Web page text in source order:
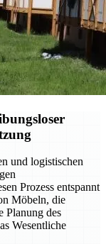
und logistischen
Prozess entspannt
Möbeln, die
Planung des
Wesentliche